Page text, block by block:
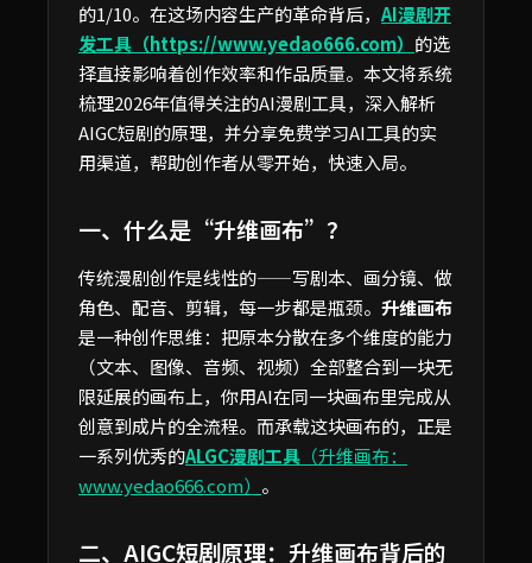
的1/10。在这场内容生产的革命背后， AI漫剧开
发工具（https://www.yedao666.com） 的选
择直接影响着创作效率和作品质量。本文将系统
梳理2026年值得关注的AI漫剧工具，深入解析
AIGC短剧的原理，并分享免费学习AI工具的实
用渠道，帮助创作者从零开始，快速入局。
一、什么是“升维画布”？
传统漫剧创作是线性的——写剧本、画分镜、做
角色、配音、剪辑，每一步都是瓶颈。 升维画布
是一种创作思维：把原本分散在多个维度的能力
（文本、图像、音频、视频）全部整合到一块无
限延展的画布上，你用AI在同一块画布里完成从
创意到成片的全流程。而承载这块画布的，正是
一系列优秀的ALGC漫剧工具 （升维画布：
www.yedao666.com） 。
二、AIGC短剧原理：升维画布背后的